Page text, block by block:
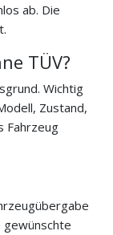
ab. Die
TÜV?
Wichtig
Zustand,
Fahrzeug
gewünschte